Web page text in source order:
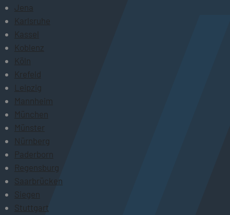
Jena
Karlsruhe
Kassel
Koblenz
Köln
Krefeld
Leipzig
Mannheim
München
Münster
Nürnberg
Paderborn
Regensburg
Saarbrücken
Siegen
Stuttgart